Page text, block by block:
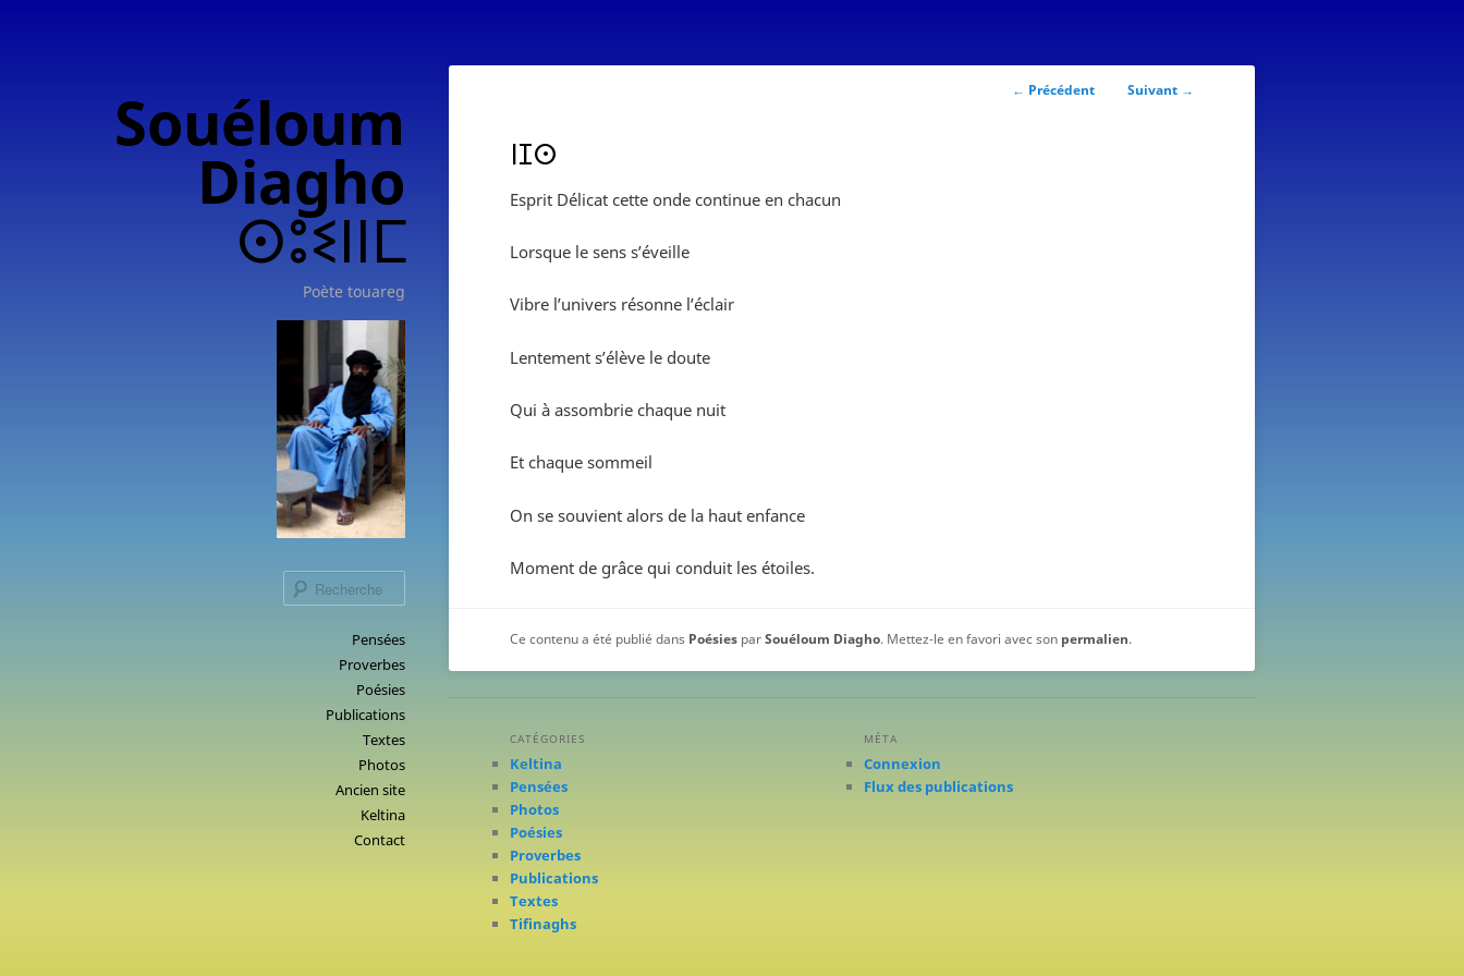
Souéloum
Diagho
ⵙⵓⵉⵏⵏⵎ
Poète touareg
contenu
Pensées
Proverbes
Poésies
Publications
Textes
Photos
Ancien site
Keltina
Contact
Navigation
← Précédent Suivant →
ⵏⵊⵙ
Esprit Délicat cette onde continue en chacun
Lorsque le sens s’éveille
Vibre l’univers résonne l’éclair
Lentement s’élève le doute
Qui à assombrie chaque nuit
Et chaque sommeil
On se souvient alors de la haut enfance
Moment de grâce qui conduit les étoiles.
Ce contenu a été publié dans Poésies parSouéloum Diagho. Mettez-le en favori avec son permalien.
CATÉGORIES
Keltina
Pensées
Photos
Poésies
Proverbes
Publications
Textes
Tifinaghs
MÉTA
Connexion
Flux des publications